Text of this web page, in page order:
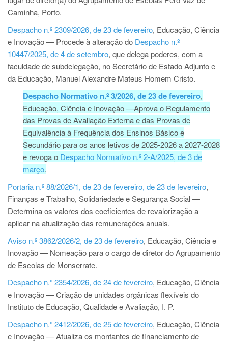
Caminha, Porto.
Despacho n.º 2309/2026, de 23 de fevereiro, Educação, Ciência
e Inovação — Procede à alteração do Despacho n.º
10447/2025, de 4 de setembro, que delega poderes, com a
faculdade de subdelegação, no Secretário de Estado Adjunto e
da Educação, Manuel Alexandre Mateus Homem Cristo.
Despacho Normativo n.º 3/2026, de 23 de fevereiro,
Educação, Ciência e Inovação —Aprova o Regulamento
das Provas de Avaliação Externa e das Provas de
Equivalência à Frequência dos Ensinos Básico e
Secundário para os anos letivos de 2025-2026 a 2027-2028
e revoga o Despacho Normativo n.º 2-A/2025, de 3 de
março.
Portaria n.º 88/2026/1, de 23 de fevereiro, de 23 de fevereiro,
Finanças e Trabalho, Solidariedade e Segurança Social —
Determina os valores dos coeficientes de revalorização a
aplicar na atualização das remunerações anuais.
Aviso n.º 3862/2026/2, de 23 de fevereiro, Educação, Ciência e
Inovação — Nomeação para o cargo de diretor do Agrupamento
de Escolas de Monserrate.
Despacho n.º 2354/2026, de 24 de fevereiro, Educação, Ciência
e Inovação — Criação de unidades orgânicas flexíveis do
Instituto de Educação, Qualidade e Avaliação, I. P.
Despacho n.º 2412/2026, de 25 de fevereiro, Educação, Ciência
e Inovação — Atualiza os montantes de financiamento de